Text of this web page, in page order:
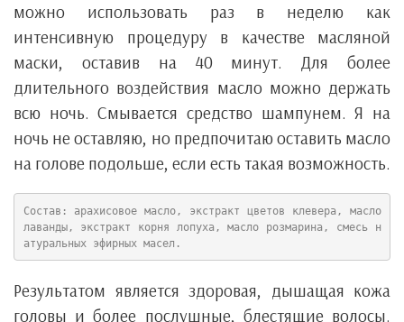
можно использовать раз в неделю как
интенсивную процедуру в качестве масляной
маски, оставив на 40 минут. Для более
длительного воздействия масло можно держать
всю ночь. Смывается средство шампунем. Я на
ночь не оставляю, но предпочитаю оставить масло
на голове подольше, если есть такая возможность.
Состав: арахисовое масло, экстракт цветов клевера, масло
лаванды, экстракт корня лопуха, масло розмарина, смесь н
атуральных эфирных масел.
Результатом является здоровая, дышащая кожа
головы и более послушные, блестящие волосы.